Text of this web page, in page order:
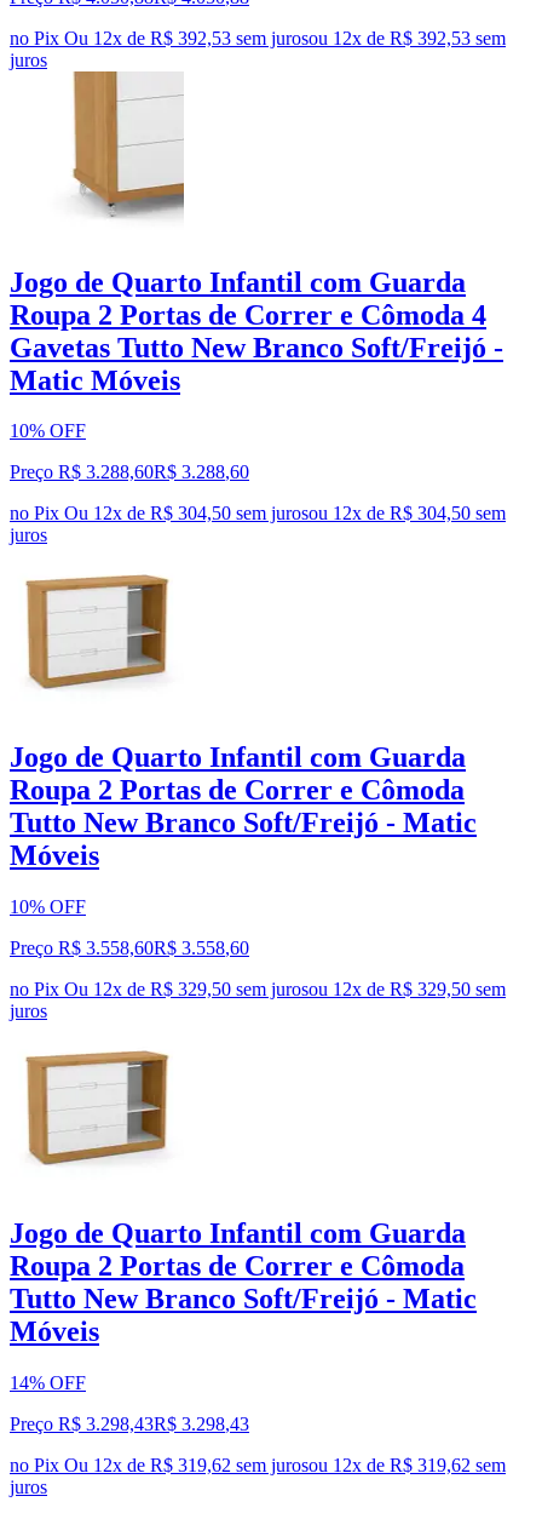
no Pix Ou 12x de R$ 392,53 sem jurosou 12x de R$ 392,53 sem
juros
Jogo de Quarto Infantil com Guarda
Roupa 2 Portas de Correr e Cômoda 4
Gavetas Tutto New Branco Soft/Freijó -
Matic Móveis
10% OFF
Preço R$ 3.288,60R$ 3.288,60
no Pix Ou 12x de R$ 304,50 sem jurosou 12x de R$ 304,50 sem
juros
Jogo de Quarto Infantil com Guarda
Roupa 2 Portas de Correr e Cômoda
Tutto New Branco Soft/Freijó - Matic
Móveis
10% OFF
Preço R$ 3.558,60R$ 3.558,60
no Pix Ou 12x de R$ 329,50 sem jurosou 12x de R$ 329,50 sem
juros
Jogo de Quarto Infantil com Guarda
Roupa 2 Portas de Correr e Cômoda
Tutto New Branco Soft/Freijó - Matic
Móveis
14% OFF
Preço R$ 3.298,43R$ 3.298,43
no Pix Ou 12x de R$ 319,62 sem jurosou 12x de R$ 319,62 sem
juros